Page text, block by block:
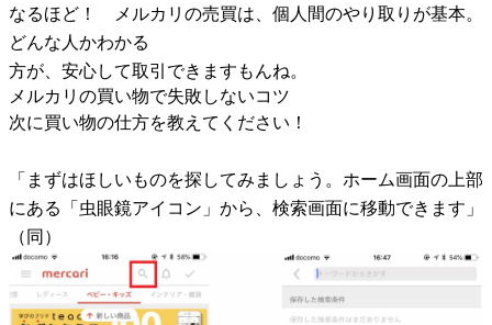
なるほど！ メルカリの売買は、個人間のやり取りが基本。
どんな人かわかる
方が、安心して取引できますもんね。
メルカリの買い物で失敗しないコツ
次に買い物の仕方を教えてください！
「まずはほしいものを探してみましょう。ホーム画面の上部
にある「虫眼鏡アイコン」から、検索画面に移動できます」
（同）